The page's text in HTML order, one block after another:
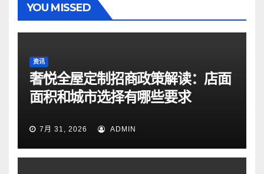
YOU MISSED
资讯
奢悦全屋定制招商政策解读：店面
面积和城市选择有哪些要求
7月 31, 2026 ADMIN